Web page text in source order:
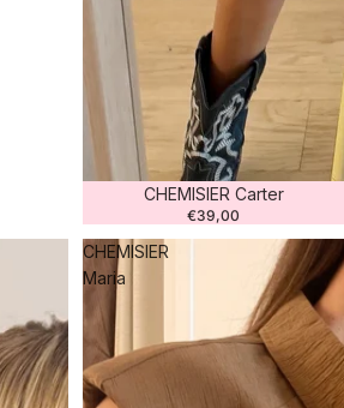
CHEMISIER Carter
€39,00
CHEMISIER
Maria